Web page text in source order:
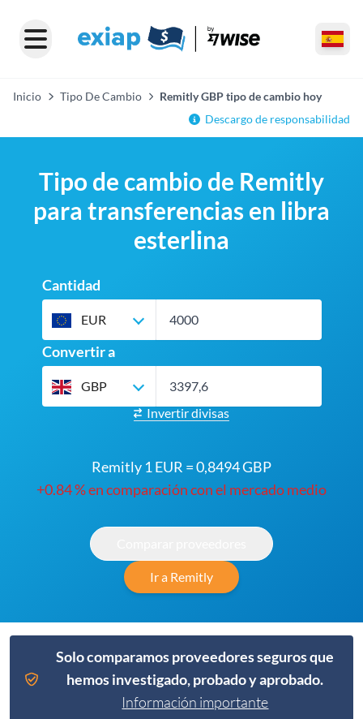
Inicio Tipo De Cambio
Remitly GBP tipo de cambio hoy
Descargo de responsabilidad
Tipo de cambio de Remitly
para transferencias en libra
esterlina
Cantidad
EUR
Convertir a
GBP
Invertir divisas
Remitly 1 EUR = 0,8494 GBP
+0.84 % en comparación con el mercado medio
Ir a Remitly
Solo comparamos proveedores seguros que
hemos investigado, probado y aprobado.
Información importante